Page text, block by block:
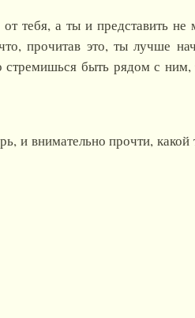
тебя, а ты и представить
прочитав это, ты лучше
быть рядом с ним,
и внимательно прочти,